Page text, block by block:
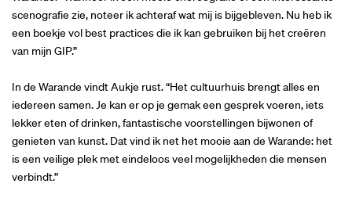
scenografie zie, noteer ik achteraf wat mij is bijgebleven. Nu heb ik
een boekje vol best practices die ik kan gebruiken bij het creëren
van mijn GIP.”
In de Warande vindt Aukje rust. “Het cultuurhuis brengt alles en
iedereen samen. Je kan er op je gemak een gesprek voeren, iets
lekker eten of drinken, fantastische voorstellingen bijwonen of
genieten van kunst. Dat vind ik net het mooie aan de Warande: het
is een veilige plek met eindeloos veel mogelijkheden die mensen
verbindt.”